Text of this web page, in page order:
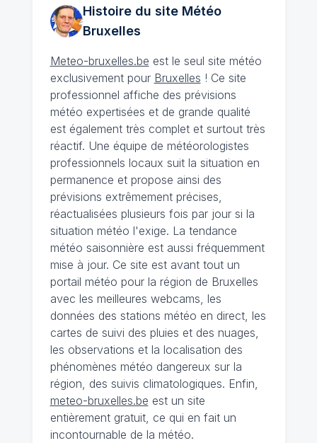
Histoire du site Météo
Bruxelles
Meteo-bruxelles.be est le seul site météo
exclusivement pour Bruxelles ! Ce site
professionnel affiche des prévisions
météo expertisées et de grande qualité
est également très complet et surtout très
réactif. Une équipe de météorologistes
professionnels locaux suit la situation en
permanence et propose ainsi des
prévisions extrêmement précises,
réactualisées plusieurs fois par jour si la
situation météo l'exige. La tendance
météo saisonnière est aussi fréquemment
mise à jour. Ce site est avant tout un
portail météo pour la région de Bruxelles
avec les meilleures webcams, les
données des stations météo en direct, les
cartes de suivi des pluies et des nuages,
les observations et la localisation des
phénomènes météo dangereux sur la
région, des suivis climatologiques. Enfin,
meteo-bruxelles.be est un site
entièrement gratuit, ce qui en fait un
incontournable de la météo.